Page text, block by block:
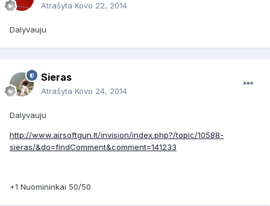
Atrašyta Kovo 22, 2014
Dalyvauju
Sieras
Atrašyta Kovo 24, 2014
Dalyvauju
http://www.airsoftgun.lt/invision/index.php?/topic/10588-
sieras/&do=findComment&comment=141233
+1 Nuomininkai 50/50